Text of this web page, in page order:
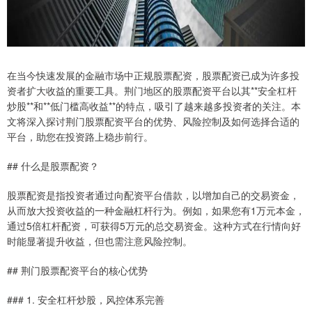
在当今快速发展的金融市场中正规股票配资，股票配资已成为许多投
资者扩大收益的重要工具。荆门地区的股票配资平台以其**安全杠杆
炒股**和**低门槛高收益**的特点，吸引了越来越多投资者的关注。本
文将深入探讨荆门股票配资平台的优势、风险控制及如何选择合适的
平台，助您在投资路上稳步前行。
## 什么是股票配资？
股票配资是指投资者通过向配资平台借款，以增加自己的交易资金，
从而放大投资收益的一种金融杠杆行为。例如，如果您有1万元本金，
通过5倍杠杆配资，可获得5万元的总交易资金。这种方式在行情向好
时能显著提升收益，但也需注意风险控制。
## 荆门股票配资平台的核心优势
### 1. 安全杠杆炒股，风控体系完善